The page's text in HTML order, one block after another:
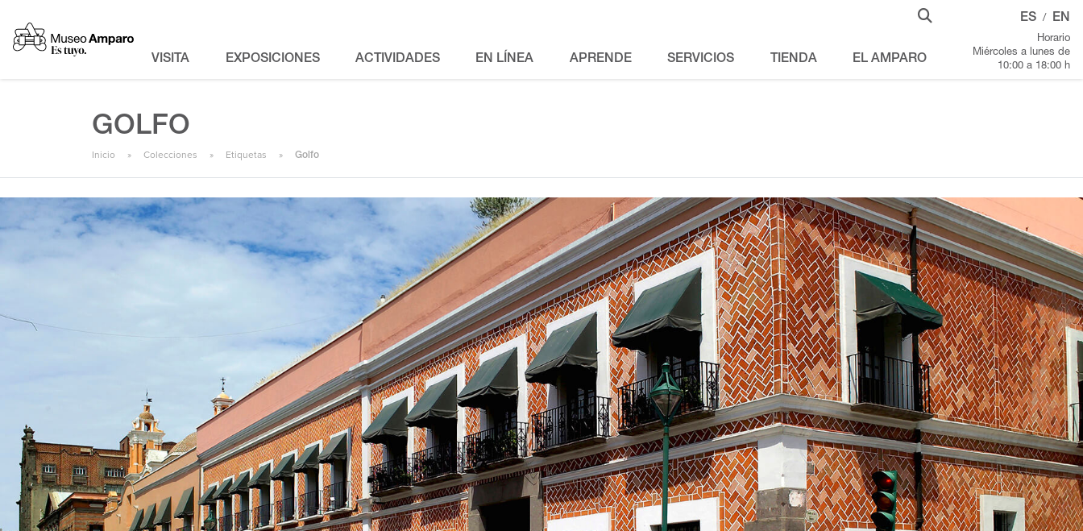
VISITA EXPOSICIONES ACTIVIDADES EN LÍNEA APRENDE SERVICIOS TIENDA EL AMPARO
ES / EN
Horario
Miércoles a lunes de
10:00 a 18:00 h
GOLFO
Inicio Colecciones Etiquetas Golfo